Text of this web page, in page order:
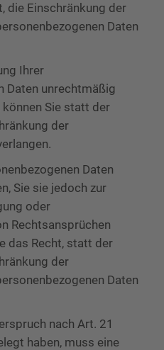
die Einschränkung der
Daten
Ihrer
Daten unrechtmäßig
Sie statt der
der
Daten
Sie sie jedoch zur
oder
Rechtsansprüchen
das Recht, statt der
der
Daten
nach Art. 21
haben, muss eine